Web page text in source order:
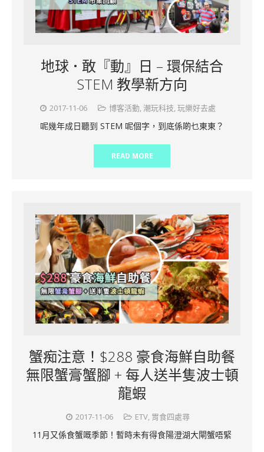
地球 • 敢『動』日 – 環保結合
STEM 教學新方向
2017-11-06 博客活動,潮玩科技,玩樂好去處
呢幾年成日聽到 STEM 呢個字，到底係啲乜東東？
READ MORE
蟹痴注意！$288 豪食海鮮自助餐
無限蟹膏蟹腳 + 每人送半隻波士頓
龍蝦
2017-11-06 ETV, 胃食四處尋
11月又係食蟹嘅季節！暫時未有得食陽澄湖大閘蟹唔緊